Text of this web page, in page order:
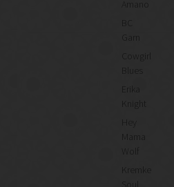
Cowgirl
Knight
Mama
Wolf
Kremke